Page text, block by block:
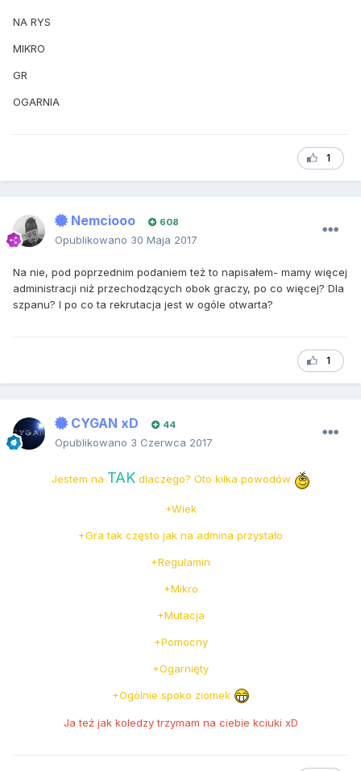
NA RYS
MIKRO
GR
OGARNIA
1
Nemciooo 608
Opublikowano 30 Maja 2017
Na nie, pod poprzednim podaniem też to napisałem- mamy więcej
administracji niż przechodzących obok graczy, po co więcej? Dla
szpanu? I po co ta rekrutacja jest w ogóle otwarta?
1
CYGAN xD 44
Opublikowano 3 Czerwca 2017
Jestem na TAK dlaczego? Oto kilka powodów
+Wiek
+Gra tak często jak na admina przystało
+Regulamin
+Mikro
+Mutacja
+Pomocny
+Ogarnięty
+Ogólnie spoko ziomek
Ja też jak koledzy trzymam na ciebie kciuki xD